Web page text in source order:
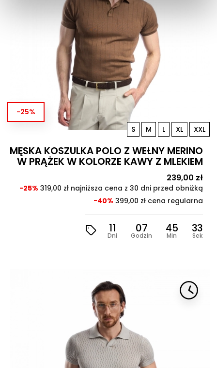
-25%
S M L XL XXL
MĘSKA KOSZULKA POLO Z WEŁNY MERINO
W PRĄŻEK W KOLORZE KAWY Z MLEKIEM
Cena
239,00 zł
-25% 319,00 zł najniższa cena z 30 dni przed obniżką
-40% 399,00 zł cena regularna
11
Dni
07
Godzin
45
Min
31
Sek